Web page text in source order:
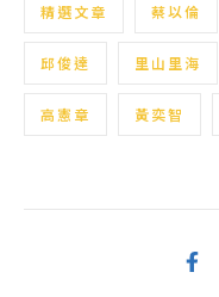
精選文章 蔡以倫
邱俊達 里山里海
高憲章 黃奕智